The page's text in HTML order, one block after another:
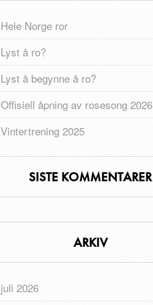
Hele Norge ror
Lyst å ro?
Lyst å begynne å ro?
Offisiell åpning av rosesong 2026
Vintertrening 2025
SISTE KOMMENTARER
ARKIV
juli 2026